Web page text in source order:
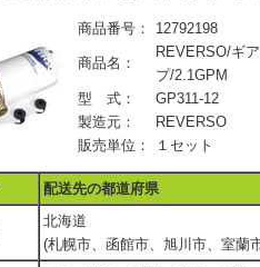
商品番号： 12792198
商品名：
REVERSO/ギ
プ/2.1GPM
型 式：
GP311-12
製造元：
REVERSO
販売単位：
１セット
配送先の都道府県
北海道
(札幌市、函館市、旭川市、室蘭